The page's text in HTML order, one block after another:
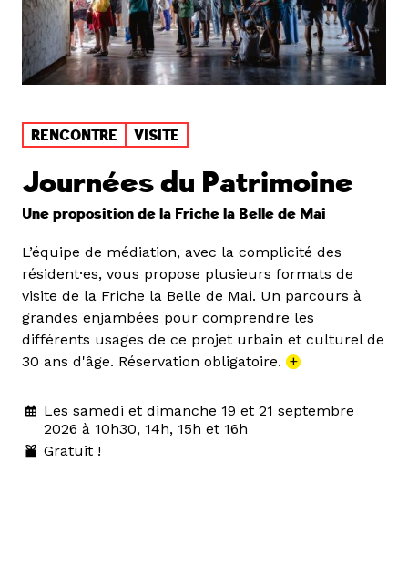
RENCONTRE VISITE
Journées du Patrimoine
Une proposition de la Friche la Belle de Mai
L’équipe de médiation, avec la complicité des
résident·es, vous propose plusieurs formats de
visite de la Friche la Belle de Mai. Un parcours à
grandes enjambées pour comprendre les
différents usages de ce projet urbain et culturel de
30 ans d'âge. Réservation obligatoire. +
Les samedi et dimanche 19 et 21 septembre
2026 à 10h30, 14h, 15h et 16h
Gratuit !